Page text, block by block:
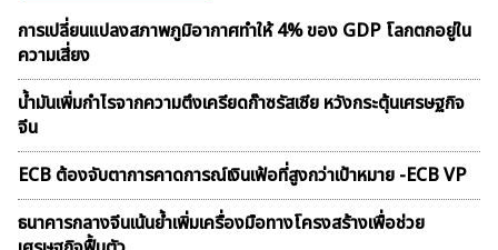
การเปลี่ยนแปลงสภาพภูมิอากาศทำให้ 4% ของ GDP โลกตกอยู่ใน
ความเสี่ยง
น้ำมันเพิ่มกำไรจากความตึงเครียดก๊าซรัสเซีย หวังกระตุ้นเศรษฐกิจ
จีน
ECB ต้องจับตาการคาดการณ์เงินเฟ้อที่สูงกว่าเป้าหมาย -ECB VP
ธนาคารกลางจีนเน้นย้ำเพิ่มเครื่องมือทางโครงสร้างเพื่อช่วย